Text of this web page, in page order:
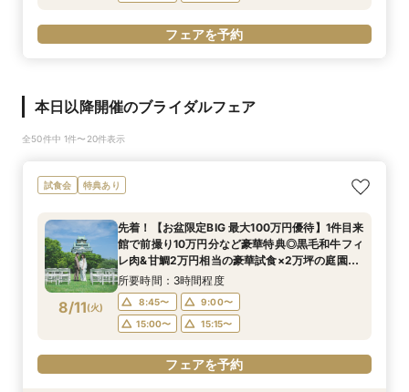
フェアを予約
本日以降開催のブライダルフェア
全50件中 1件〜20件表示
試食会 特典あり
8/11(火)
先着！【お盆限定BIG 最大100万円優待】1件目来
館で前撮り10万円分など豪華特典◎黒毛和牛フィ
レ肉&甘鯛2万円相当の豪華試食×2万坪の庭園
+迎賓館の見学ツアー
所要時間：3時間程度
8:45〜
9:00〜
15:00〜
15:15〜
フェアを予約